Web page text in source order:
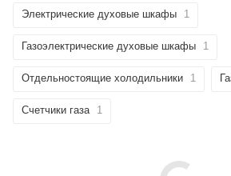
Электрические духовые шкафы 1
Газоэлектрические духовые шкафы 1
Отдельностоящие холодильники 1
Счетчики газа 1